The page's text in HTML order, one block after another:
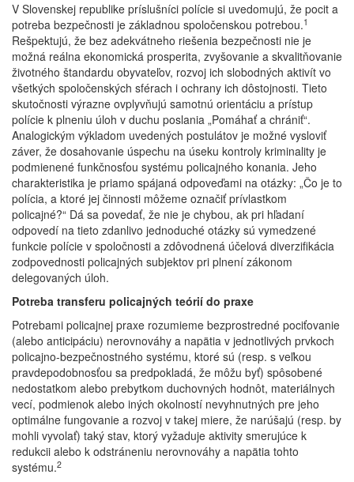
V Slovenskej republike príslušníci polície si uvedomujú, že pocit a
potreba bezpečnosti je základnou spoločenskou potrebou.1
Rešpektujú, že bez adekvátneho riešenia bezpečnosti nie je
možná reálna ekonomická prosperita, zvyšovanie a skvalitňovanie
životného štandardu obyvateľov, rozvoj ich slobodných aktivít vo
všetkých spoločenských sférach i ochrany ich dôstojnosti. Tieto
skutočnosti výrazne ovplyvňujú samotnú orientáciu a prístup
polície k plneniu úloh v duchu poslania „Pomáhať a chrániť“.
Analogickým výkladom uvedených postulátov je možné vysloviť
záver, že dosahovanie úspechu na úseku kontroly kriminality je
podmienené funkčnosťou systému policajného konania. Jeho
charakteristika je priamo spájaná odpoveďami na otázky: „Čo je to
polícia, a ktoré jej činnosti môžeme označiť prívlastkom
policajné?“ Dá sa povedať, že nie je chybou, ak pri hľadaní
odpovedí na tieto zdanlivo jednoduché otázky sú vymedzené
funkcie polície v spoločnosti a zdôvodnená účelová diverzifikácia
zodpovednosti policajných subjektov pri plnení zákonom
delegovaných úloh.
Potreba transferu policajných teórií do praxe
Potrebami policajnej praxe rozumieme bezprostredné pociťovanie
(alebo anticipáciu) nerovnováhy a napätia v jednotlivých prvkoch
policajno-bezpečnostného systému, ktoré sú (resp. s veľkou
pravdepodobnosťou sa predpokladá, že môžu byť) spôsobené
nedostatkom alebo prebytkom duchovných hodnôt, materiálnych
vecí, podmienok alebo iných okolností nevyhnutných pre jeho
optimálne fungovanie a rozvoj v takej miere, že narúšajú (resp. by
mohli vyvolať) taký stav, ktorý vyžaduje aktivity smerujúce k
redukcii alebo k odstráneniu nerovnováhy a napätia tohto
systému.2